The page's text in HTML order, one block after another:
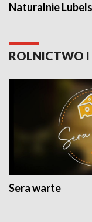
Naturalnie
ROLNICTWO I
Sera warte